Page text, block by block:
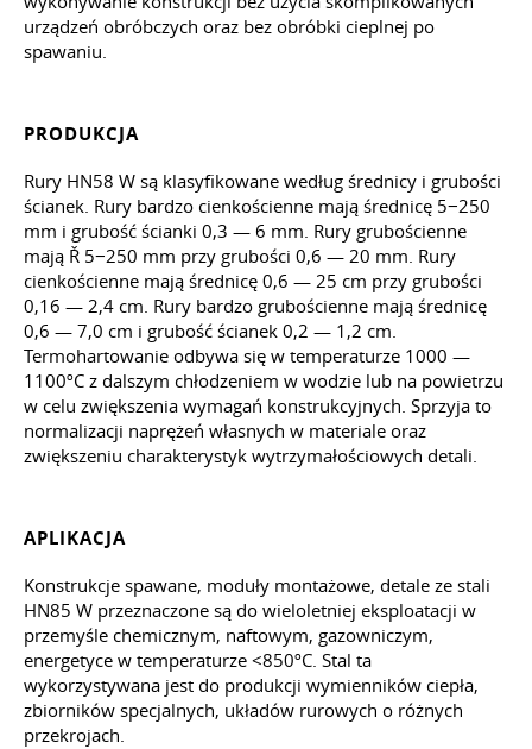
urządzeń obróbczych oraz bez obróbki cieplnej po
spawaniu.
PRODUKCJA
Rury HN58 W są klasyfikowane według średnicy i grubości
ścianek. Rury bardzo cienkościenne mają średnicę 5−250
mm i grubość ścianki 0,3 — 6 mm. Rury grubościenne
mają Ř 5−250 mm przy grubości 0,6 — 20 mm. Rury
cienkościenne mają średnicę 0,6 — 25 cm przy grubości
0,16 — 2,4 cm. Rury bardzo grubościenne mają średnicę
0,6 — 7,0 cm i grubość ścianek 0,2 — 1,2 cm.
Termohartowanie odbywa się w temperaturze 1000 —
1100ºС z dalszym chłodzeniem w wodzie lub na powietrzu
w celu zwiększenia wymagań konstrukcyjnych. Sprzyja to
normalizacji naprężeń własnych w materiale oraz
zwiększeniu charakterystyk wytrzymałościowych detali.
APLIKACJA
Konstrukcje spawane, moduły montażowe, detale ze stali
HN85 W przeznaczone są do wieloletniej eksploatacji w
przemyśle chemicznym, naftowym, gazowniczym,
energetyce w temperaturze <850ºС. Stal ta
wykorzystywana jest do produkcji wymienników ciepła,
zbiorników specjalnych, układów rurowych o różnych
przekrojach.